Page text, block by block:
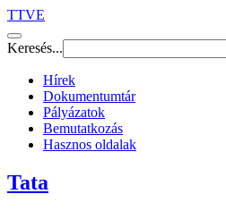
TTVE
Keresés...
Hírek
Dokumentumtár
Pályázatok
Bemutatkozás
Hasznos oldalak
Tata